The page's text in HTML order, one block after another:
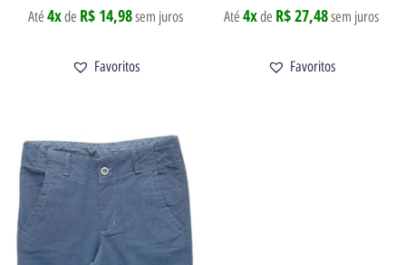
Até 4xde R$ 14,98sem juros
Favoritos
Até 4xde R$ 27,48sem juros
Favoritos